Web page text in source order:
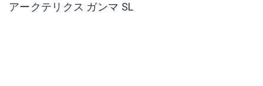
アークテリクス ガンマ SL